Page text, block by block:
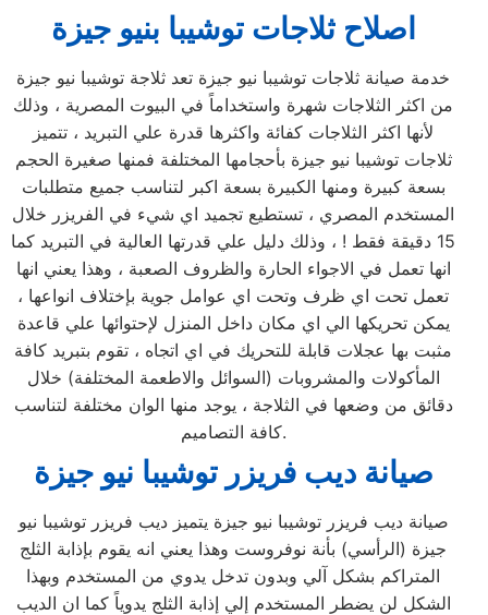
اصلاح ثلاجات توشيبا بنيو جيزة
خدمة صيانة ثلاجات توشيبا نيو جيزة تعد ثلاجة توشيبا نيو جيزة
من اكثر الثلاجات شهرة واستخداماً في البيوت المصرية ، وذلك
لأنها اكثر الثلاجات كفائة واكثرها قدرة علي التبريد ، تتميز
ثلاجات توشيبا نيو جيزة بأحجامها المختلفة فمنها صغيرة الحجم
بسعة كبيرة ومنها الكبيرة بسعة اكبر لتناسب جميع متطلبات
المستخدم المصري ، تستطيع تجميد اي شيء في الفريزر خلال
15 دقيقة فقط ! ، وذلك دليل علي قدرتها العالية في التبريد كما
انها تعمل في الاجواء الحارة والظروف الصعبة ، وهذا يعني انها
تعمل تحت اي ظرف وتحت اي عوامل جوية بإختلاف انواعها ،
يمكن تحريكها الي اي مكان داخل المنزل لإحتوائها علي قاعدة
مثبت بها عجلات قابلة للتحريك في اي اتجاه ، تقوم بتبريد كافة
المأكولات والمشروبات (السوائل والاطعمة المختلفة) خلال
دقائق من وضعها في الثلاجة ، يوجد منها الوان مختلفة لتناسب
كافة التصاميم.
صيانة ديب فريزر توشيبا نيو جيزة
صيانة ديب فريزر توشيبا نيو جيزة يتميز ديب فريزر توشيبا نيو
جيزة (الرأسي) بأنة نوفروست وهذا يعني انه يقوم بإذابة الثلج
المتراكم بشكل آلي وبدون تدخل يدوي من المستخدم وبهذا
الشكل لن يضطر المستخدم إلي إذابة الثلج يدوياً كما ان الديب